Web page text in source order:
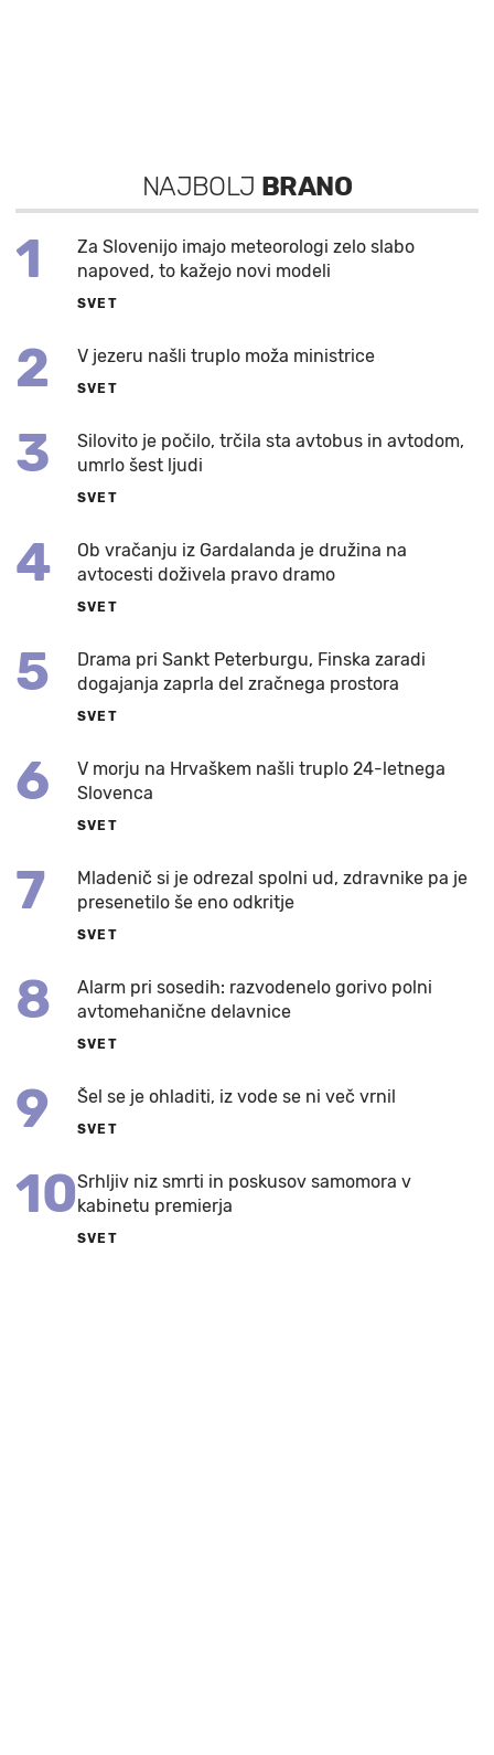
NAJBOLJ BRANO
1
Za Slovenijo imajo meteorologi zelo slabo
napoved, to kažejo novi modeli
SVET
2 V jezeru našli truplo moža ministrice
SVET
3
Silovito je počilo, trčila sta avtobus in avtodom,
umrlo šest ljudi
SVET
4
Ob vračanju iz Gardalanda je družina na
avtocesti doživela pravo dramo
SVET
5
Drama pri Sankt Peterburgu, Finska zaradi
dogajanja zaprla del zračnega prostora
SVET
6
V morju na Hrvaškem našli truplo 24-letnega
Slovenca
SVET
7
Mladenič si je odrezal spolni ud, zdravnike pa je
presenetilo še eno odkritje
SVET
8
Alarm pri sosedih: razvodenelo gorivo polni
avtomehanične delavnice
SVET
9 Šel se je ohladiti, iz vode se ni več vrnil
SVET
10Srhljiv niz smrti in poskusov samomora v
kabinetu premierja
SVET